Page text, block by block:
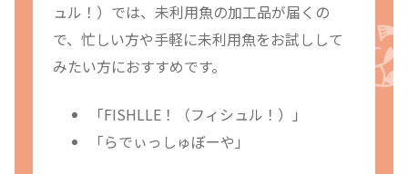
ュル！）では、未利用魚の加工品が届くの
で、忙しい方や手軽に未利用魚をお試しして
みたい方におすすめです。
「FISHLLE！（フィシュル！）」
「らでぃっしゅぼーや」